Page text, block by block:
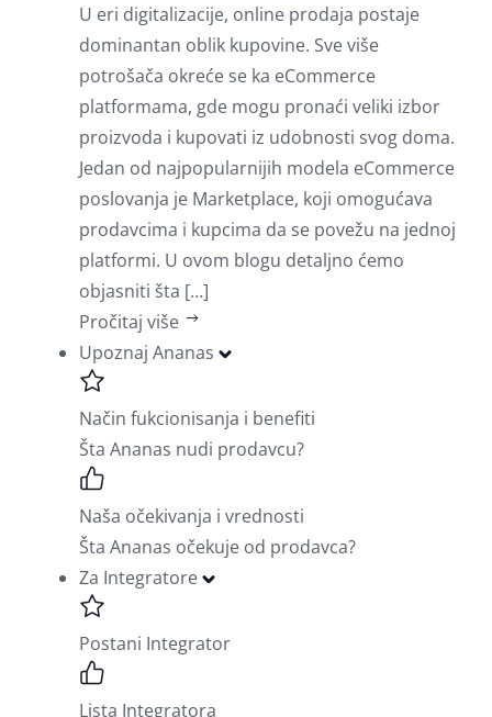
U eri digitalizacije, online prodaja postaje
dominantan oblik kupovine. Sve više
potrošača okreće se ka eCommerce
platformama, gde mogu pronaći veliki izbor
proizvoda i kupovati iz udobnosti svog doma.
Jedan od najpopularnijih modela eCommerce
poslovanja je Marketplace, koji omogućava
prodavcima i kupcima da se povežu na jednoj
platformi. U ovom blogu detaljno ćemo
objasniti šta […]
Pročitaj više
Upoznaj Ananas
Način fukcionisanja i benefiti
Šta Ananas nudi prodavcu?
Naša očekivanja i vrednosti
Šta Ananas očekuje od prodavca?
Za Integratore
Postani Integrator
Lista Integratora